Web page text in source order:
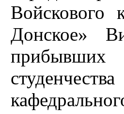
Войскового
Донское»
прибывших